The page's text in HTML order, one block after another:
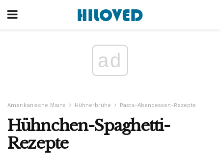
ad
Amerikanische Mains Hühnerbrühe Pasta-Abendessen-Rezepte
Hühnchen-Spaghetti-
Rezepte